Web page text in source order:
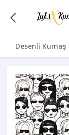
Desenli Kumaş